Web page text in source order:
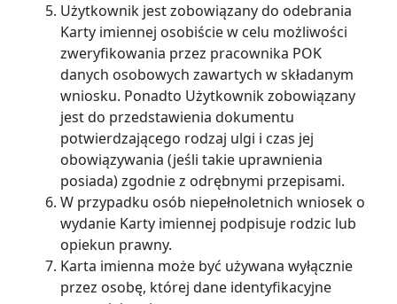
Użytkownik jest zobowiązany do odebrania
Karty imiennej osobiście w celu możliwości
zweryfikowania przez pracownika POK
danych osobowych zawartych w składanym
wniosku. Ponadto Użytkownik zobowiązany
jest do przedstawienia dokumentu
potwierdzającego rodzaj ulgi i czas jej
obowiązywania (jeśli takie uprawnienia
posiada) zgodnie z odrębnymi przepisami.
W przypadku osób niepełnoletnich wniosek o
wydanie Karty imiennej podpisuje rodzic lub
opiekun prawny.
Karta imienna może być używana wyłącznie
przez osobę, której dane identyfikacyjne